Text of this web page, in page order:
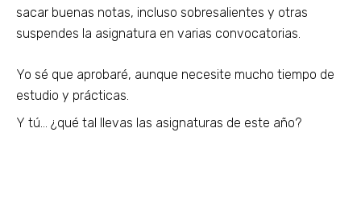
sacar buenas notas, incluso sobresalientes y otras
suspendes la asignatura en varias convocatorias.
Yo sé que aprobaré, aunque necesite mucho tiempo de
estudio y prácticas.
Y tú… ¿qué tal llevas las asignaturas de este año?